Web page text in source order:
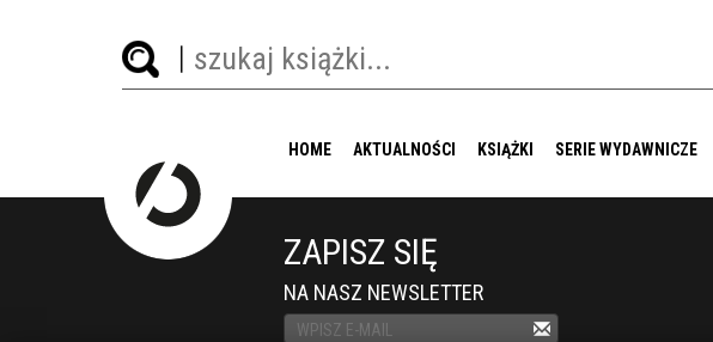
HOME AKTUALNOŚCI KSIĄŻKI SERIE WYDAWNICZE
ZAPISZ SIĘ
NA NASZ NEWSLETTER